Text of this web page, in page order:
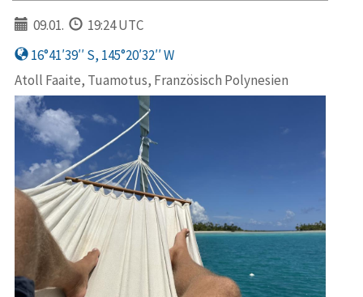
09.01.
19:24 UTC
16°41′39′′ S, 145°20′32′′ W
Atoll Faaite, Tuamotus, Französisch Polynesien